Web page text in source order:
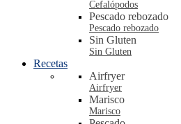
Cefalópodos
Pescado rebozado
Pescado rebozado
Sin Gluten
Sin Gluten
Recetas
Airfryer
Airfryer
Marisco
Marisco